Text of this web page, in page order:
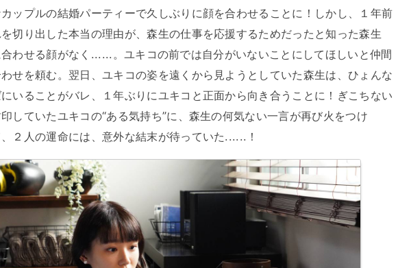
ップルの結婚パーティーで久しぶりに顔を合わせることに！しかし、１年前
切り出した本当の理由が、森生の仕事を応援するためだったと知った森生
わせる顔がなく......。ユキコの前では自分がいないことにしてほしいと仲間
せを頼む。翌日、ユキコの姿を遠くから見ようとしていた森生は、ひょんな
いることがバレ、１年ぶりにユキコと正面から向き合うことに！ぎこちない
していたユキコの“ある気持ち”に、森生の何気ない一言が再び火をつけ
２人の運命には、意外な結末が待っていた......！